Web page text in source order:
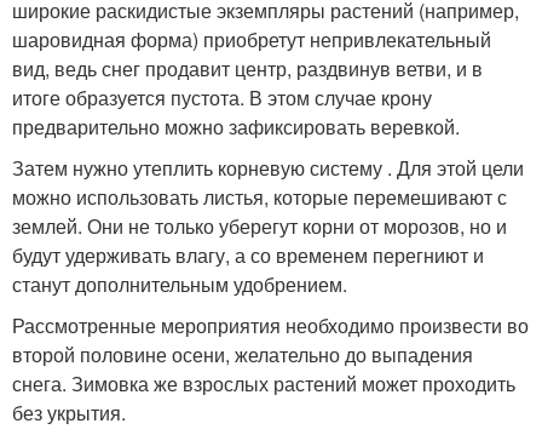
широкие раскидистые экземпляры растений (например,
шаровидная форма) приобретут непривлекательный
вид, ведь снег продавит центр, раздвинув ветви, и в
итоге образуется пустота. В этом случае крону
предварительно можно зафиксировать веревкой.
Затем нужно утеплить корневую систему . Для этой цели
можно использовать листья, которые перемешивают с
землей. Они не только уберегут корни от морозов, но и
будут удерживать влагу, а со временем перегниют и
станут дополнительным удобрением.
Рассмотренные мероприятия необходимо произвести во
второй половине осени, желательно до выпадения
снега. Зимовка же взрослых растений может проходить
без укрытия.